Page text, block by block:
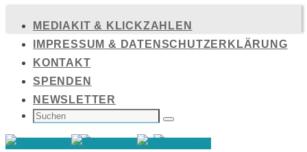
Inhalt
springen
MEDIAKIT & KLICKZAHLEN
IMPRESSUM & DATENSCHUTZERKLÄRUNG
KONTAKT
SPENDEN
NEWSLETTER
SUCHEN
NACH: Suchen